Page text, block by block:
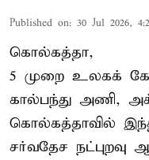
Published on: 30 Jul 2026,
கொல்கத்தா,
5 முறை உலகக்
கால்பந்து அணி,
கொல்கத்தாவில்
சர்வதேச நட்புறவு